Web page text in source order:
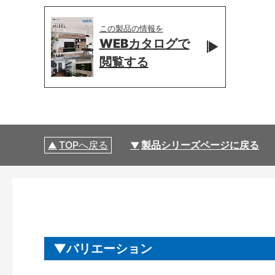
この製品の情報を
WEBカタログで
閲覧する
TOPへ戻る 製品シリーズページに戻る
バリエーション